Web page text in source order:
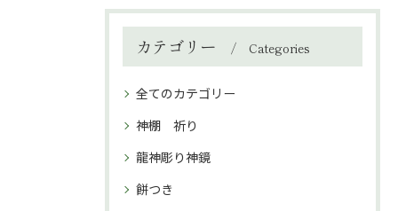
カテゴリー Categories
全てのカテゴリー
神棚 祈り
龍神彫り神鏡
餅つき